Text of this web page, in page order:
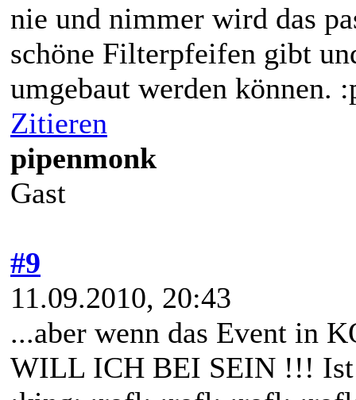
nie und nimmer wird das
schöne Filterpfeifen gibt
umgebaut werden können.
Zitieren
pipenmonk
Gast
#9
11.09.2010, 20:43
...aber wenn das Event in
WILL ICH BEI SEIN !!! Ist